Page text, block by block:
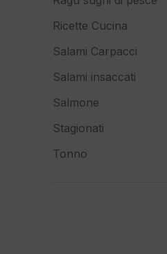
Ricette Cucina
Salami Carpacci
Salami insaccati
Salmone
Stagionati
Tonno